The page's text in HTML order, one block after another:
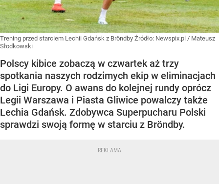
Trening przed starciem Lechii Gdańsk z Bröndby Źródło: Newspix.pl / Mateusz
Słodkowski
Polscy kibice zobaczą w czwartek aż trzy
spotkania naszych rodzimych ekip w eliminacjach
do Ligi Europy. O awans do kolejnej rundy oprócz
Legii Warszawa i Piasta Gliwice powalczy także
Lechia Gdańsk. Zdobywca Superpucharu Polski
sprawdzi swoją formę w starciu z Bröndby.